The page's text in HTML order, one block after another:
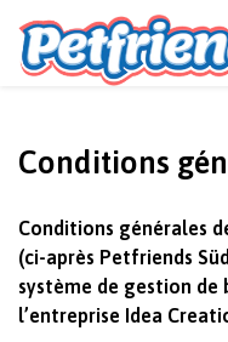
Conditions
Conditions générales
(ci-après Petfriends
système de gestion de
l’entreprise Idea